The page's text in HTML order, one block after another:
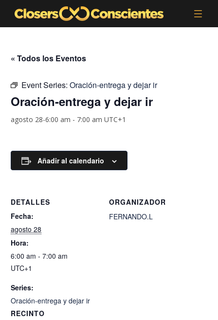
« Todos los Eventos
Event Series:Oración-entrega y dejar ir
Oración-entrega y dejar ir
agosto 28-6:00 am - 7:00 am UTC+1
Añadir al calendario
DETALLES
Fecha:
agosto 28
Hora:
6:00 am - 7:00 am
UTC+1
Series:
Oración-entrega y dejar ir
RECINTO
ORGANIZADOR
FERNANDO.L